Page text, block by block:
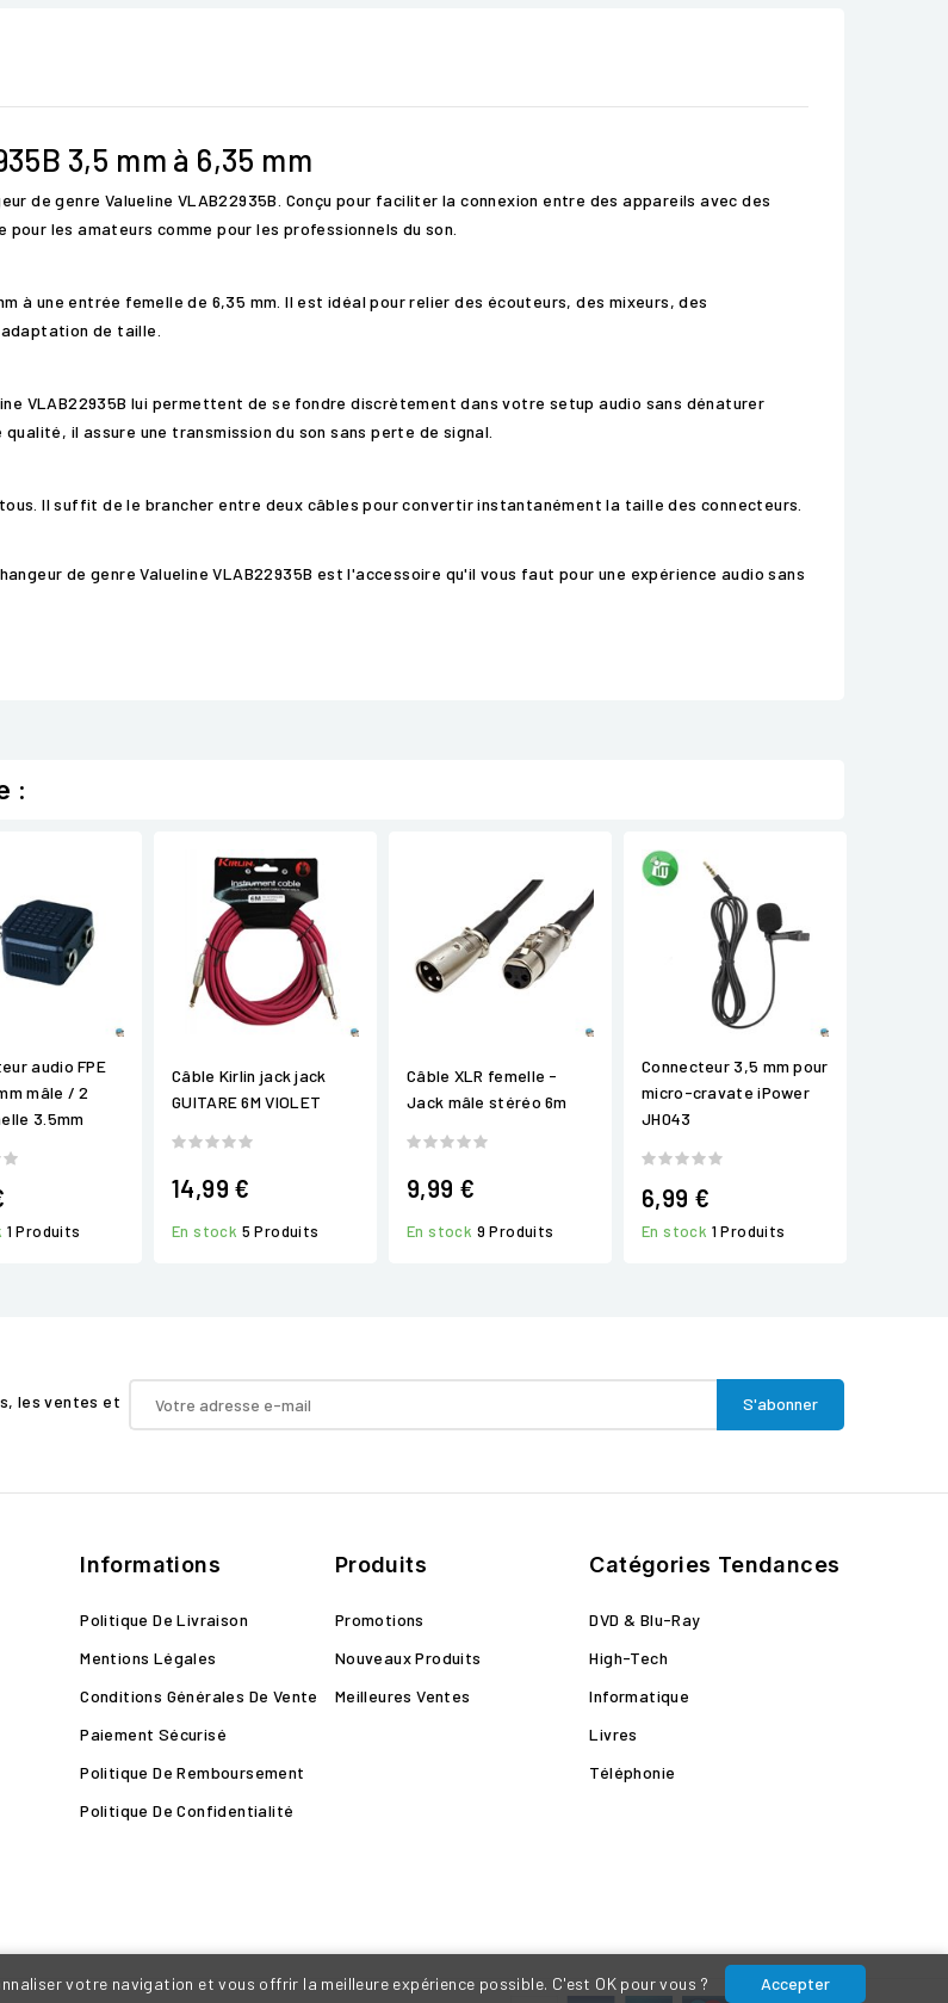
3,5 mm à 6,35 mm
de genre Valueline VLAB22935B. Conçu pour faciliter la connexion entre des appareils avec des
les amateurs comme pour les professionnels du son.
à une entrée femelle de 6,35 mm. Il est idéal pour relier des écouteurs, des mixeurs, des
de taille.
VLAB22935B lui permettent de se fondre discrètement dans votre setup audio sans dénaturer
il assure une transmission du son sans perte de signal.
Il suffit de le brancher entre deux câbles pour convertir instantanément la taille des connecteurs.
de genre Valueline VLAB22935B est l'accessoire qu'il vous faut pour une expérience audio sans
:
audio FPE
mâle / 2
3.5mm
1 Produits
Câble Kirlin jack jack
GUITARE 6M VIOLET
14,99 €
En stock 5 Produits
Câble XLR femelle -
Jack mâle stéréo 6m
9,99 €
En stock 9 Produits
Connecteur 3,5 mm pour
micro-cravate iPower
JH043
6,99 €
En stock 1 Produits
les ventes et
Informations
Politique De Livraison
Mentions Légales
Conditions Générales De Vente
Paiement Sécurisé
Politique De Remboursement
Politique De Confidentialité
Produits
Promotions
Nouveaux Produits
Meilleures Ventes
Catégories Tendances
DVD & Blu-Ray
High-Tech
Informatique
Livres
Téléphonie
votre navigation et vous offrir la meilleure expérience possible. C'est OK pour vous ?
Accepter